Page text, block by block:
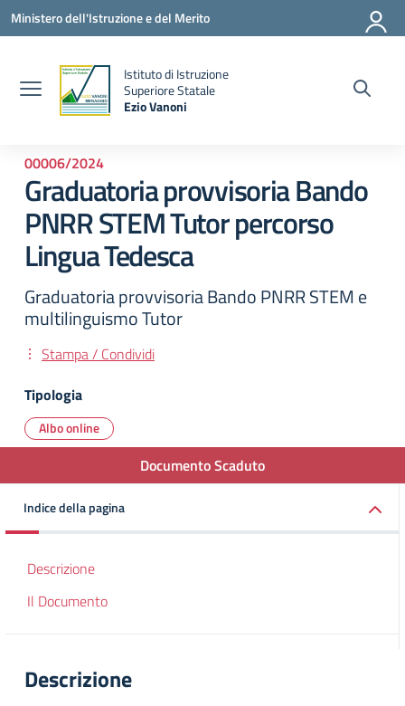
Vai ai contenuti
Vai al menu di navigazione
Vai al footer
Ministero dell'Istruzione e del Merito
Istituto di Istruzione
Superiore Statale
Ezio Vanoni
00006/2024
Graduatoria provvisoria Bando
PNRR STEM Tutor percorso
Lingua Tedesca
Graduatoria provvisoria Bando PNRR STEM e
multilinguismo Tutor
Stampa / Condividi
Tipologia
Albo online
Documento Scaduto
Indice della pagina
Descrizione
Il Documento
Descrizione